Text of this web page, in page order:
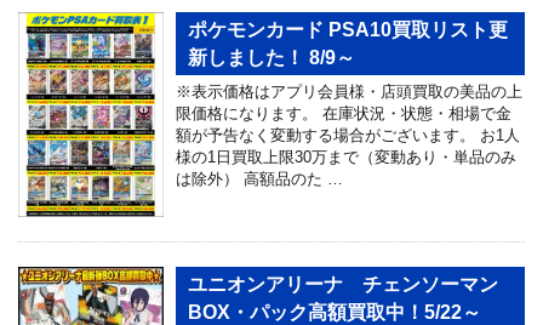
ポケモンカード PSA10買取リスト更
新しました！ 8/9～
※表示価格はアプリ会員様・店頭買取の美品の上
限価格になります。 在庫状況・状態・相場で金
額が予告なく変動する場合がございます。 お1人
様の1日買取上限30万まで（変動あり・単品のみ
は除外） 高額品のた …
ユニオンアリーナ チェンソーマン
BOX・パック高額買取中！5/22～